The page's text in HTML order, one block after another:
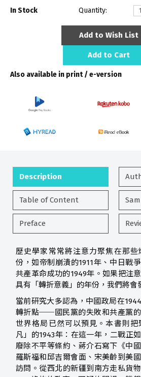
In Stock Quantity:
Add to Wish List
Add to Cart
Also available in print / e-version
Description
Table of Content
Preface
歷史學家常常將注意力聚焦在那
份，如帝制崩潰的1911年、中日戰
共產革命成功的1949年。如果把注
具有「轉折意義」的年份，我們將會
當前研究大多認為，中國政局在
轉折點──國民黨的失敗和共產黨
世界格局已然可以預見。本書則
凡」的1943年：在這一年，二戰正
廢除不平等條約、蔣介石寫下《中
羅斯福和邱吉爾會面、宋美齡到美
訪問。從西北的新疆到南方走私貨